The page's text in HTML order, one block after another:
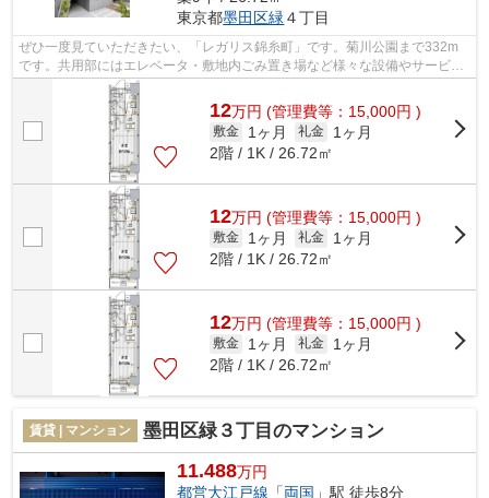
東京都墨田区緑４丁目
ぜひ一度見ていただきたい、「レガリス錦糸町」です。菊川公園まで332m
です。共用部にはエレベータ・敷地内ごみ置き場など様々な設備やサービス
が揃っているので便利です。駅が周辺に2...
12万円 (管理費等：15,000円 )
敷金 1ヶ月 礼金
1ヶ月
2階 / 1K / 26.72㎡
12万円 (管理費等：15,000円 )
敷金 1ヶ月 礼金
1ヶ月
2階 / 1K / 26.72㎡
12万円 (管理費等：15,000円 )
敷金 1ヶ月 礼金
1ヶ月
2階 / 1K / 26.72㎡
賃貸 | マンション 墨田区緑３丁目のマンション
11.488万円
都営大江戸線 「両国 」駅 徒歩8分